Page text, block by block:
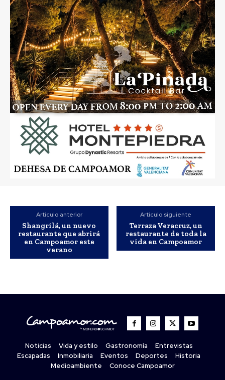
Artículo anterior
Shangrilá, un nuevo
restaurante que abrirá
en Campoamor este
verano
Artículo siguiente
Terraza Veracruz, un
restaurante de toda la
vida en Campoamor
Noticias Vida y estilo Gastronomía
Entrevistas
Escapadas
Inmobiliaria Eventos Deportes
Historia
Medioambiente
Conoce Campoamor